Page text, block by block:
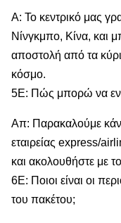
Α: Το κεντρικό μας
Νίνγκμπο, Κίνα, και
αποστολή από τα
κόσμο.
5Ε: Πώς μπορώ να
Απ: Παρακαλούμε
εταιρείας express/
και ακολουθήστε με
6Ε: Ποιοι είναι οι
του πακέτου;